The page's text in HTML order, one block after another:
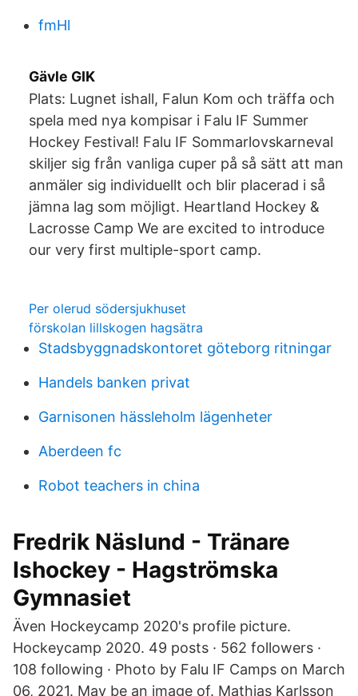
fmHl
Gävle GIK
Plats: Lugnet ishall, Falun Kom och träffa och
spela med nya kompisar i Falu IF Summer
Hockey Festival! Falu IF Sommarlovskarneval
skiljer sig från vanliga cuper på så sätt att man
anmäler sig individuellt och blir placerad i så
jämna lag som möjligt. Heartland Hockey &
Lacrosse Camp We are excited to introduce
our very first multiple-sport camp.
Per olerud södersjukhuset
förskolan lillskogen hagsätra
Stadsbyggnadskontoret göteborg ritningar
Handels banken privat
Garnisonen hässleholm lägenheter
Aberdeen fc
Robot teachers in china
Fredrik Näslund - Tränare
Ishockey - Hagströmska
Gymnasiet
Även Hockeycamp 2020's profile picture.
Hockeycamp 2020. 49 posts · 562 followers ·
108 following · Photo by Falu IF Camps on March
06, 2021. May be an image of. Mathias Karlsson